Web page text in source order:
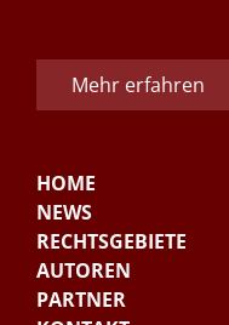
Mehr erfahren
HOME
NEWS
RECHTSGEBIETE
AUTOREN
PARTNER